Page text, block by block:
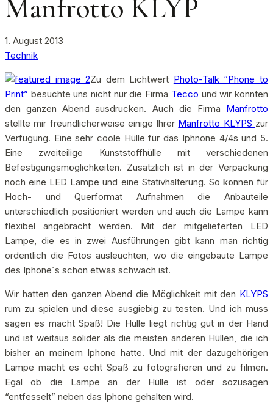
Manfrotto KLYP
1. August 2013
Technik
Zu dem Lichtwert Photo-Talk “Phone to
Print” besuchte uns nicht nur die Firma Tecco und wir konnten
den ganzen Abend ausdrucken. Auch die Firma Manfrotto
stellte mir freundlicherweise einige Ihrer Manfrotto KLYPS zur
Verfügung. Eine sehr coole Hülle für das Iphnone 4/4s und 5.
Eine zweiteilige Kunststoffhülle mit verschiedenen
Befestigungsmöglichkeiten. Zusätzlich ist in der Verpackung
noch eine LED Lampe und eine Stativhalterung. So können für
Hoch- und Querformat Aufnahmen die Anbauteile
unterschiedlich positioniert werden und auch die Lampe kann
flexibel angebracht werden. Mit der mitgelieferten LED
Lampe, die es in zwei Ausführungen gibt kann man richtig
ordentlich die Fotos ausleuchten, wo die eingebaute Lampe
des Iphone´s schon etwas schwach ist.
Wir hatten den ganzen Abend die Möglichkeit mit den KLYPS
rum zu spielen und diese ausgiebig zu testen. Und ich muss
sagen es macht Spaß! Die Hülle liegt richtig gut in der Hand
und ist weitaus solider als die meisten anderen Hüllen, die ich
bisher an meinem Iphone hatte. Und mit der dazugehörigen
Lampe macht es echt Spaß zu fotografieren und zu filmen.
Egal ob die Lampe an der Hülle ist oder sozusagen
“entfesselt” neben das Iphone gehalten wird.